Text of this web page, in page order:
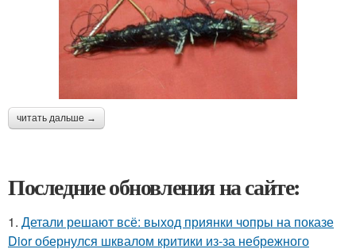
читать дальше →
Последние обновления на сайте:
1. Детали решают всё: выход приянки чопры на показе
Dior обернулся шквалом критики из-за небрежного